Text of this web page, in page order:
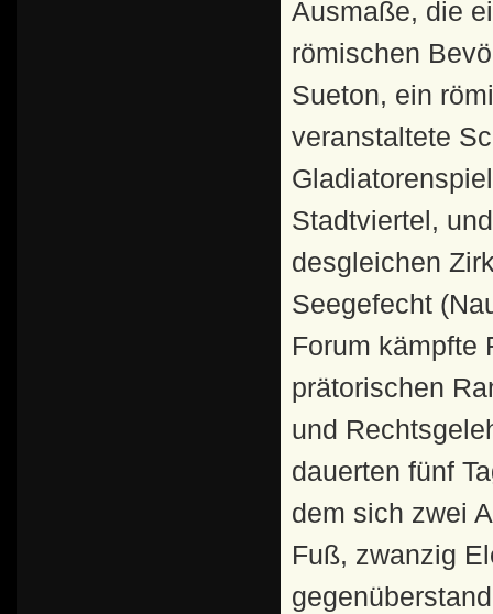
Ausmaße, die
römischen
Sueton, ein
veranstaltete
Stadtviertel,
desgleichen
Seegefecht
Forum kämpfte
prätorischen
und
dauerten fünf
dem sich zwei
Fuß, zwanzig